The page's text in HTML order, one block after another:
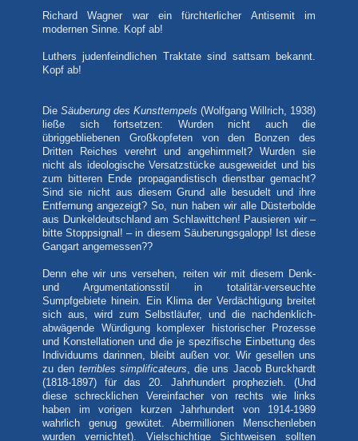
Richard Wagner war ein fürchterlicher Antisemit im
modernen Sinne. Kopf ab!
Luthers judenfeindlichen Traktate sind sattsam bekannt.
Kopf ab!
Die Säuberung des Kunsttempels (Wolfgang Willrich, 1938)
ließe sich fortsetzen: Wurden nicht auch die
übriggebliebenen Großkopfeten von den Bonzen des
Dritten Reiches verehrt und angehimmelt? Wurden sie
nicht als ideologische Versatzstücke ausgeweidet und bis
zum bitteren Ende propagandistisch dienstbar gemacht?
Sind sie nicht aus diesem Grund alle besudelt und ihre
Entfernung angezeigt? So, nun haben wir alle Düsterbolde
aus Dunkeldeutschland am Schlawittchen! Pausieren wir –
bitte Stoppsignal! – in diesem Säuberungsgalopp! Ist diese
Gangart angemessen??
Denn ehe wir uns versehen, reiten wir mit diesem Denk-
und Argumentationsstil in totalitär-verseuchte
Sumpfgebiete hinein. Ein Klima der Verdächtigung breitet
sich aus, wird zum Selbstläufer, und die nachdenklich-
abwägende Würdigung komplexer historischer Prozesse
und Konstellationen und die je spezifische Einbettung des
Individuums darinnen, bleibt außen vor. Wir gesellen uns
zu den terribles simplificateurs, die uns Jacob Burckhardt
(1818-1897) für das 20. Jahrhundert prophezieh. (Und
diese schrecklichen Vereinfacher von rechts wie links
haben im vorigen kurzen Jahrhundert von 1914-1989
wahrlich genug gewütet. Abermillionen Menschenleben
wurden vernichtet). Vielschichtige Sichtweisen sollten